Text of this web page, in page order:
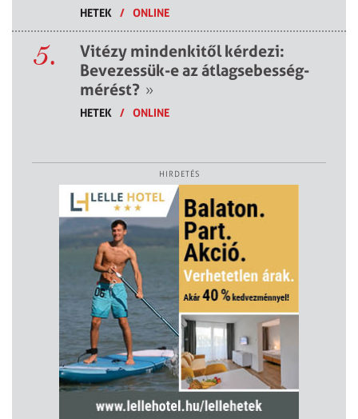
HETEK / ONLINE
5.
Vitézy mindenkitől kérdezi:
Bevezessük-e az átlagsebesség-
mérést? »
HETEK / ONLINE
HIRDETÉS